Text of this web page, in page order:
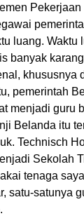
luang. Waktu
banyak
khususnya
pemerintah
menjadi guru
Belanda itu
Technisch
Sekolah
tenaga
satu-satunya